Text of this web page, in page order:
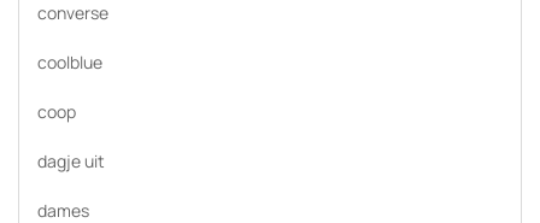
converse
coolblue
coop
dagje uit
dames